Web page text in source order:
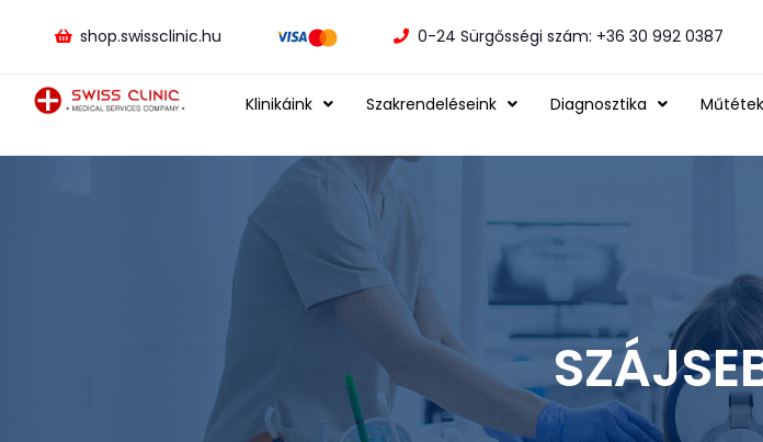
shop.swissclinic.hu 0-24 Sürgősségi szám: +36 30 992 0387
Klinikáink Szakrendeléseink Diagnosztika Műtétek